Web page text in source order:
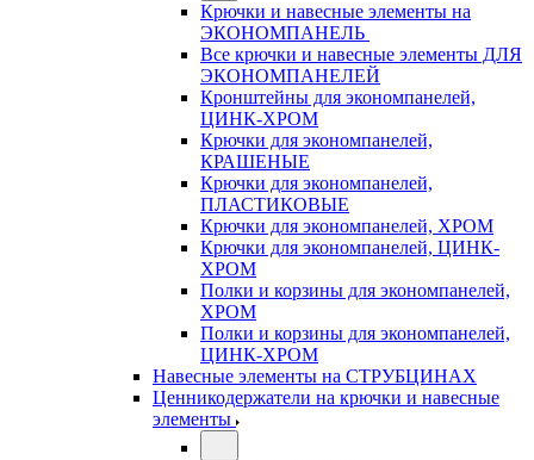
Крючки и навесные элементы на
ЭКОНОМПАНЕЛЬ
Все крючки и навесные элементы ДЛЯ
ЭКОНОМПАНЕЛЕЙ
Кронштейны для экономпанелей,
ЦИНК-ХРОМ
Крючки для экономпанелей,
КРАШЕНЫЕ
Крючки для экономпанелей,
ПЛАСТИКОВЫЕ
Крючки для экономпанелей, ХРОМ
Крючки для экономпанелей, ЦИНК-
ХРОМ
Полки и корзины для экономпанелей,
ХРОМ
Полки и корзины для экономпанелей,
ЦИНК-ХРОМ
Навесные элементы на СТРУБЦИНАХ
Ценникодержатели на крючки и навесные
элементы